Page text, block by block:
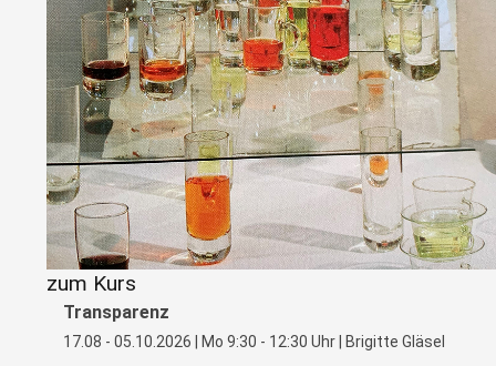
zum Kurs
Transparenz
17.08 - 05.10.2026 | Mo 9:30 - 12:30 Uhr | Brigitte Gläsel